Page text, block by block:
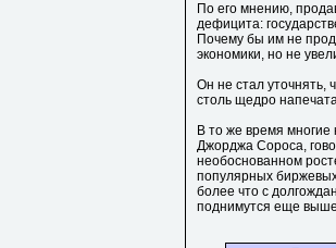
По его мнению,
дефицита:
Почему бы им не
экономики, но не
Он не стал уточнять,
столь щедро
В то же время многие
Джорджа Сороса,
необоснованном
популярных
более что с
поднимутся еще